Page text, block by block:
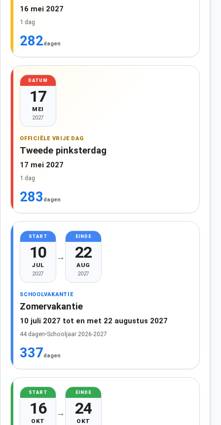
16 mei 2027
1 dag
282dagen
DATUM
17
MEI
2027
OFFICIËLE VRIJE DAG
Tweede pinksterdag
17 mei 2027
1 dag
283 dagen
START
10
JUL
2027
→
EINDE
22
AUG
2027
SCHOOLVAKANTIE
Zomervakantie
10 juli 2027 tot en met 22 augustus 2027
44 dagen•Schooljaar 2026-2027
337dagen
START
16
OKT
→
EINDE
24
OKT